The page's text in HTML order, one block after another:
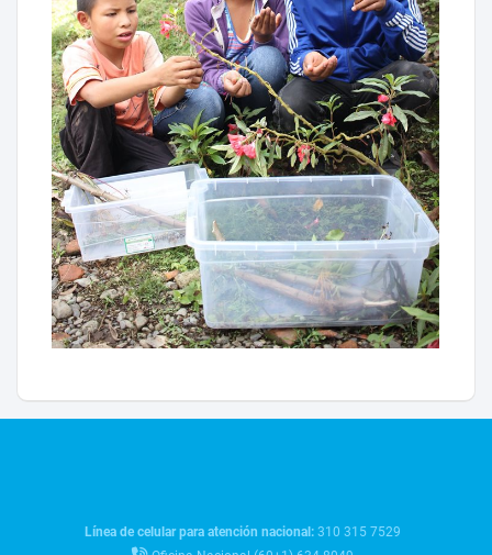
Línea de celular para atención nacional:310 315 7529